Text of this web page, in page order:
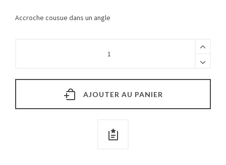
Accroche cousue dans un angle
AJOUTER AU PANIER